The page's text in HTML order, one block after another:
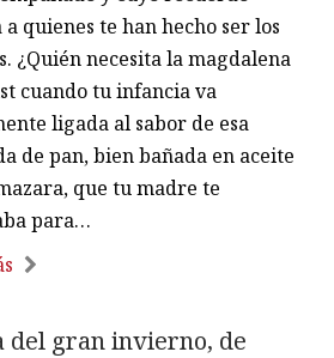
quienes te han hecho ser los
¿Quién necesita la magdalena
cuando tu infancia va
ligada al sabor de esa
de pan, bien bañada en aceite
que tu madre te
para…
del gran invierno, de